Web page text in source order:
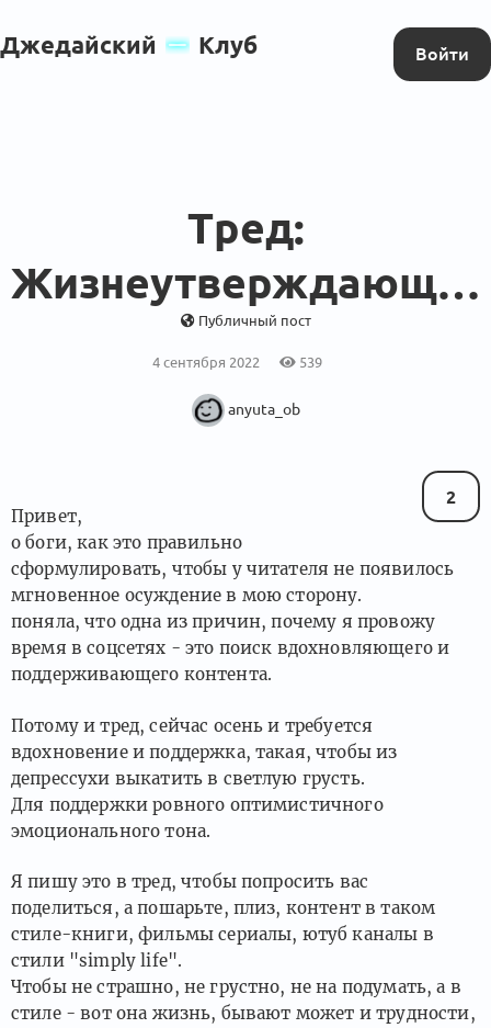
Джедайский Клуб Войти
Тред:
Жизнеутверждающее
Публичный пост
4 сентября 2022 539
anyuta_ob
2
Привет,
о боги, как это правильно
сформулировать, чтобы у читателя не появилось
мгновенное осуждение в мою сторону.
поняла, что одна из причин, почему я провожу
время в соцсетях - это поиск вдохновляющего и
поддерживающего контента.
Потому и тред, сейчас осень и требуется
вдохновение и поддержка, такая, чтобы из
депрессухи выкатить в светлую грусть.
Для поддержки ровного оптимистичного
эмоционального тона.
Я пишу это в тред, чтобы попросить вас
поделиться, а пошарьте, плиз, контент в таком
стиле-книги, фильмы сериалы, ютуб каналы в
стили "simply life".
Чтобы не страшно, не грустно, не на подумать, а в
стиле - вот она жизнь, бывают может и трудности,